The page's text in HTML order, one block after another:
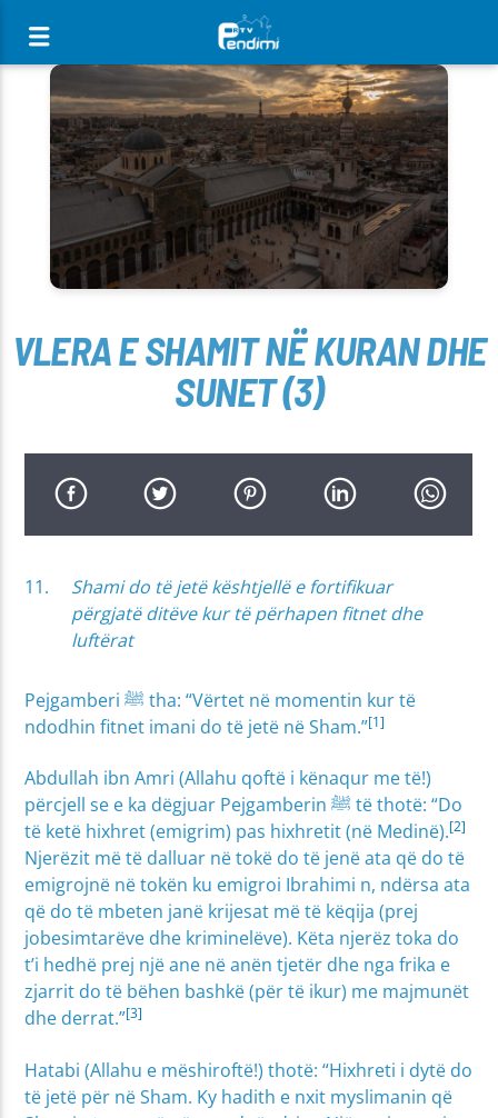
[There are no radio stations in the database]
VLERA E SHAMIT NË KURAN DHE
SUNET (3)
Shami do të jetë kështjellë e fortifikuar
përgjatë ditëve kur të përhapen fitnet dhe
luftërat
Pejgamberi ﷺ tha: “Vërtet në momentin kur të
ndodhin fitnet imani do të jetë në Sham.”[1]
Abdullah ibn Amri (Allahu qoftë i kënaqur me të!)
përcjell se e ka dëgjuar Pejgamberin ﷺ të thotë: “Do
të ketë hixhret (emigrim) pas hixhretit (në Medinë).[2]
Njerëzit më të dalluar në tokë do të jenë ata që do të
emigrojnë në tokën ku emigroi Ibrahimi n, ndërsa ata
që do të mbeten janë krijesat më të këqija (prej
jobesimtarëve dhe kriminelëve). Këta njerëz toka do
t’i hedhë prej një ane në anën tjetër dhe nga frika e
zjarrit do të bëhen bashkë (për të ikur) me majmunët
dhe derrat.”[3]
Hatabi (Allahu e mëshiroftë!) thotë: “Hixhreti i dytë do
të jetë për në Sham. Ky hadith e nxit myslimanin që